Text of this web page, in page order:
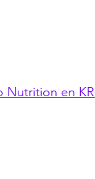
Nutrition en